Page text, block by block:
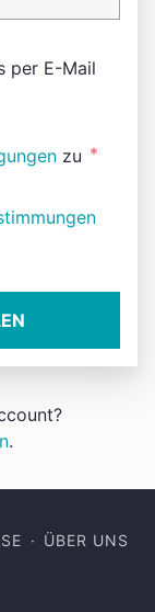
per E-Mail
zu *
.
ÜBER UNS